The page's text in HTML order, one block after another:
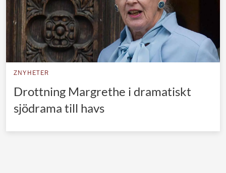
Luxemburgska storhertighuset
Japanska kejsarhuset
Thailändska kungahuset
Marockanska kungahuset
ZNYHETER
Drottning Margrethe i dramatiskt
sjödrama till havs